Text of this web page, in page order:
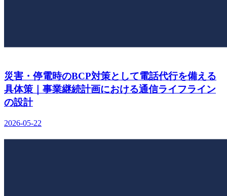
災害・停電時のBCP対策として電話代行を備える
具体策｜事業継続計画における通信ライフライン
の設計
2026-05-22